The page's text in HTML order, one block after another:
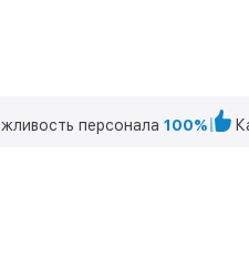
персонала 100%